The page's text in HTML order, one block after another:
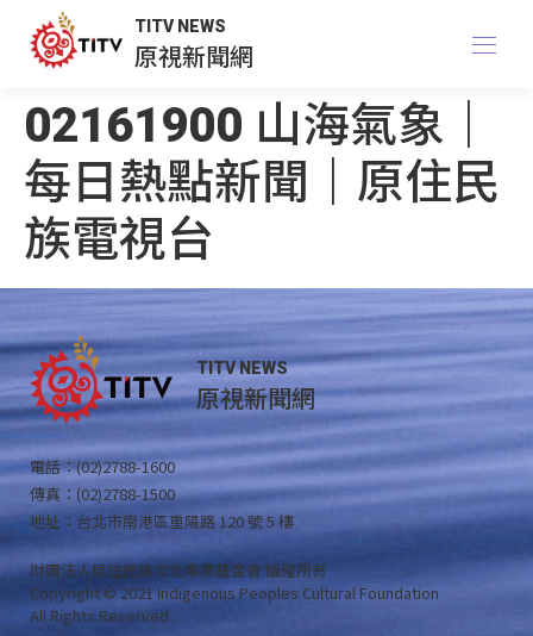
TITV NEWS
原視新聞網
02161900 山海氣象｜
每日熱點新聞｜原住民
族電視台
TITV NEWS
原視新聞網
電話：(02)2788-1600
傳真：(02)2788-1500
地址：台北市南港區重陽路 120 號 5 樓
財團法人原住民族文化事業基金會 版權所有
Copyright © 2021 Indigenous Peoples Cultural Foundation
All Rights Reserved .